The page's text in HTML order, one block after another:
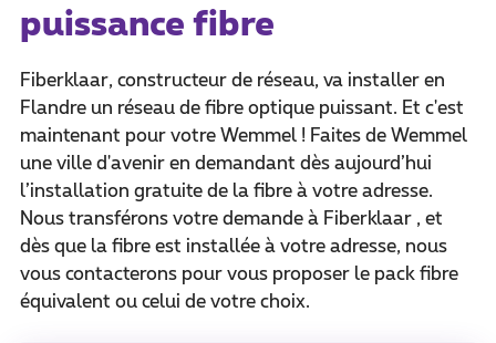
puissance fibre
Fiberklaar, constructeur de réseau, va installer en
Flandre un réseau de fibre optique puissant. Et c'est
maintenant pour votre Wemmel ! Faites de Wemmel
une ville d'avenir en demandant dès aujourd’hui
l’installation gratuite de la fibre à votre adresse.
Nous transférons votre demande à Fiberklaar , et
dès que la fibre est installée à votre adresse, nous
vous contacterons pour vous proposer le pack fibre
équivalent ou celui de votre choix.